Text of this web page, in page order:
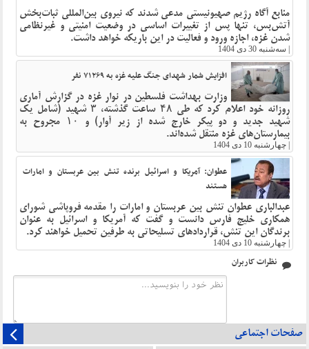
منابع آگاه رژیم صهیونیستی مدعی شدند که نیروی بین‌المللی ثبات‌بخش
آتش‌بس، تنها پس از تغییرات اساسی در وضعیت امنیتی و غیرنظامی
شدن غزه، اجازه ورود و فعالیت در این باریکه خواهد داشت.
سه‌شنبه 30 دی 1404
افزایش شمار شهدای جنگ علیه غزه به ۷۱۲۶۹ نفر
وزارت بهداشت فلسطین در نوار غزه در گزارش آماری
روزانه خود اعلام کرد که طی ۴۸ ساعت گذشته، ۳ شهید (شامل یک
شهید جدید و دو پیکر خارج شده از زیر آوار) و ۱۰ مجروح به
بیمارستان‌های غزه منتقل شده‌اند.
چهارشنبه 10 دی 1404
عطوان: آمریکا و اسرائیل برنده تنش بین عربستان و امارات
هستند
عبدالباری عطوان تنش بین عربستان و امارات را مقدمه فروپاشی شورای
همکاری خلیج فارس دانست و گفت که آمریکا و اسرائیل به عنوان
برندگان این تنش، قراردادهای تسلیحاتی به طرفین تحمیل خواهند کرد.
چهارشنبه 10 دی 1404
نظرات کاربران
صفحات اجتماعی